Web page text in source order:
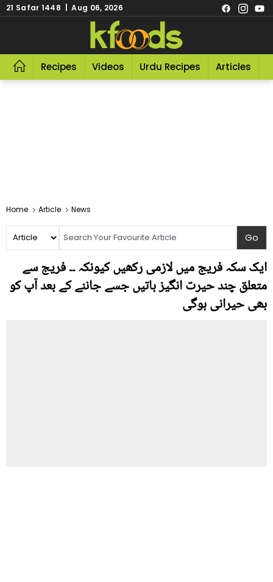
21 Safar 1448 | Aug 06, 2026
Recipes Videos Urdu Recipes Articles
Home Article News
ایک سکہ فریج میں لازمی رکھیں کیونکہ ۔۔ فریج سے
متعلق چند حیرت انگیز باتیں جسے جاننے کے بعد آپ کو
بھی حیرانی ہوگی